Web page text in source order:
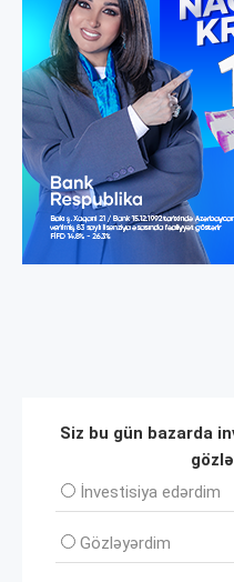
Siz bu gün bazarda
İnvеstisiya edərdim
Gözləyərdim